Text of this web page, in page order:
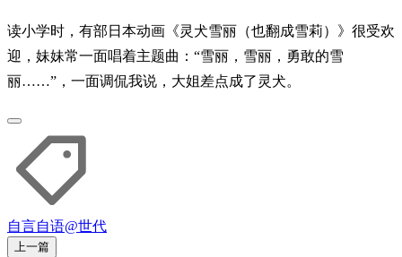
读小学时，有部日本动画《灵犬雪丽（也翻成雪莉）》很受欢
迎，妹妹常一面唱着主题曲：“雪丽，雪丽，勇敢的雪
丽……”，一面调侃我说，大姐差点成了灵犬。
自言自语@世代
上一篇